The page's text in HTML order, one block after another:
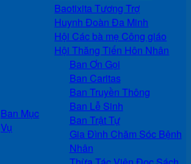
Baotixita Tương Trợ
Huynh Đoàn Đa Minh
Hội Các bà mẹ Công giáo
Hội Thăng Tiến Hôn Nhân
Ban Mục
Vụ
Ban Ơn Gọi
Ban Caritas
Ban Truyền Thông
Ban Lễ Sinh
Ban Trật Tự
Gia Đình Chăm Sóc Bệnh
Nhân